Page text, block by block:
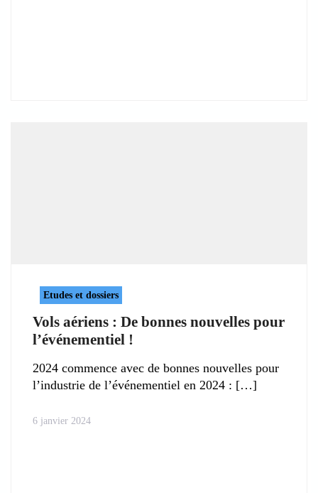
Etudes et dossiers
Vols aériens : De bonnes nouvelles pour
l’événementiel !
2024 commence avec de bonnes nouvelles pour
l’industrie de l’événementiel en 2024 :
6 janvier 2024